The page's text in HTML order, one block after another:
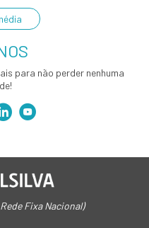
para não perder nenhuma
Fixa Nacional)